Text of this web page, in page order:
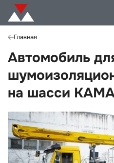
Главная
Автомобиль
на шасси